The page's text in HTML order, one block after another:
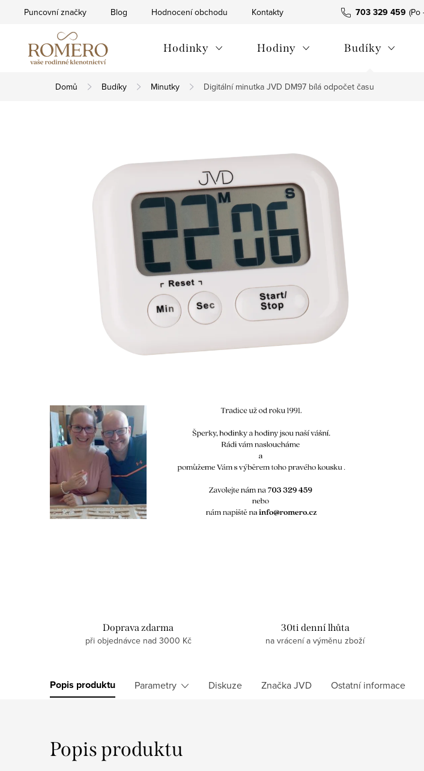
703 329 459
Puncovní značky Blog Hodnocení obchodu Kontakty
Hodinky Hodiny Budíky
Domů Budíky Minutky Digitální minutka JVD DM97 bílá odpočet času
Doprava zdarma
při objednávce nad 3000 Kč
30ti denní lhůta
na vrácení a výměnu zboží
Popis produktu Parametry Diskuze ZnačkaJVD Ostatní informace
Popis produktu